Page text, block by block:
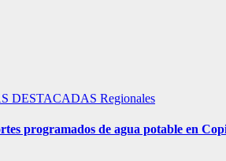
DESTACADAS Regionales
programados de agua potable en